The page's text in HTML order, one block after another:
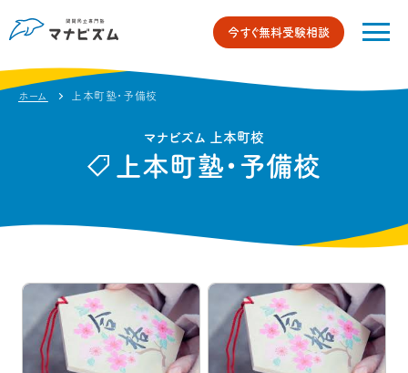
今すぐ無料受験相談
ホーム 上本町塾・予備校
マナビズム 上本町校
上本町塾・予備校